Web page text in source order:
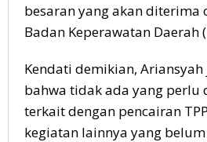
besaran yang akan diterima
Badan Keperawatan Daerah
Kendati demikian,
bahwa tidak ada yang perlu
terkait dengan pencairan
kegiatan lainnya yang